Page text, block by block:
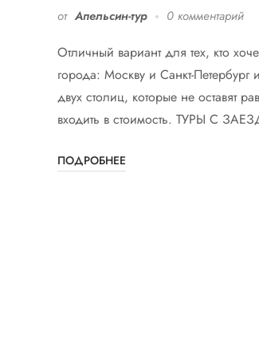
от Апельсин-тур 0 комментарий
Отличный вариант для тех, кто
города: Москву и Санкт-
двух столиц, которые не оставят
входить в стоимость. ТУРЫ С
ПОДРОБНЕЕ